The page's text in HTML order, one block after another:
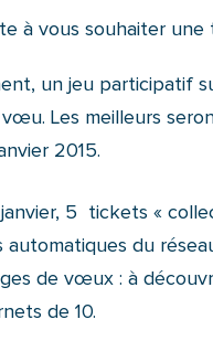
à vous souhaiter
un jeu participatif
Les meilleurs
2015.
janvier, 5 tickets «
du
de vœux : à
de 10.